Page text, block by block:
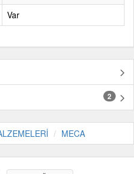
Var
2
MECA